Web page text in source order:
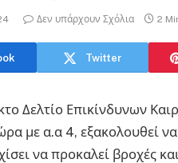
Δεν υπάρχουν Σχόλια 2
Twitter
Δελτίο Επικίνδυνων
με α.α 4, εξακολουθεί
να προκαλεί βροχές